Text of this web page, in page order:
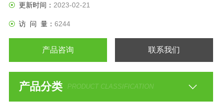
更新时间： 2023-02-21
访 问 量： 6244
产品咨询 联系我们
产品分类 PRODUCT CLASSIFICATION